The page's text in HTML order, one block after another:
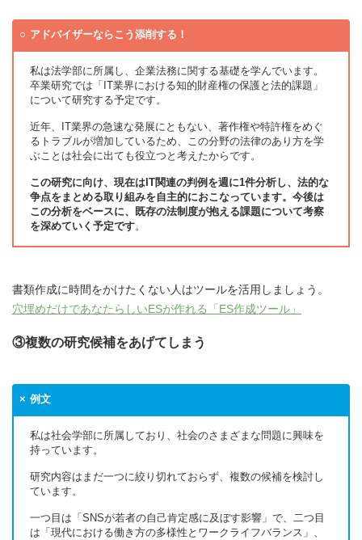
アドバイザーならこう添削する！
私は法学部に所属し、企業法務に関する基礎を学んでいます。
卒業研究では「IT業界における知的財産権の保護と法的課題」
について研究する予定です。
近年、IT業界の急速な発展にともない、著作権や特許権をめぐ
るトラブルが増加しているため、この分野の法律のあり方を学
ぶことは社会に出ても役立つと考えたからです。
この研究に向け、現在はIT関連の判例を週に1件分析し、法的な
争点をまとめる取り組みを自主的におこなっています。今後は
この分析をベースに、既存の法制度が抱える課題について考察
を深めていく予定です。
書類作成に時間をかけたくない人はツールを活用しましょう。
穴埋めだけであなたらしいESが作れる「ES作成ツール」
③複数の研究候補をあげてしまう
例文
私は社会学部に所属しており、社会のさまざまな問題に興味を
持っています。
研究内容はまだ一つに絞り切れておらず、複数の候補を検討し
ています。
一つ目は「SNSが若者の自己肯定感に及ぼす影響」で、二つ目
は「現代における働き方の多様性とワークライフバランス」、